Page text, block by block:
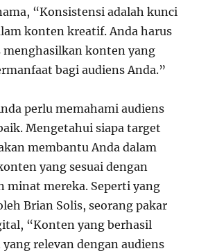
“Konsistensi adalah kunci
konten kreatif. Anda harus
menghasilkan konten yang
bagi audiens Anda.”
perlu memahami audiens
Mengetahui siapa target
membantu Anda dalam
yang sesuai dengan
minat mereka. Seperti yang
Brian Solis, seorang pakar
“Konten yang berhasil
relevan dengan audiens